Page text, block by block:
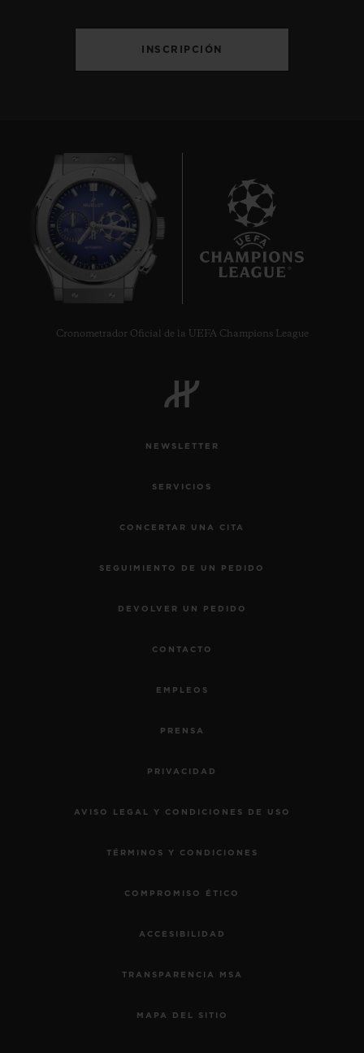
INSCRIPCIÓN
Cronometrador Oficial de la UEFA Champions League
NEWSLETTER
SERVICIOS
CONCERTAR UNA CITA
SEGUIMIENTO DE UN PEDIDO
DEVOLVER UN PEDIDO
CONTACTO
EMPLEOS
PRENSA
PRIVACIDAD
AVISO LEGAL Y CONDICIONES DE USO
TÉRMINOS Y CONDICIONES
COMPROMISO ÉTICO
ACCESIBILIDAD
TRANSPARENCIA MSA
MAPA DEL SITIO